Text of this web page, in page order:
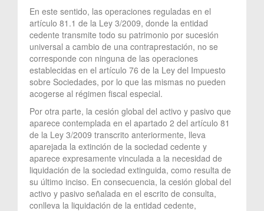
En este sentido, las operaciones reguladas en el
artículo 81.1 de la Ley 3/2009, donde la entidad
cedente transmite todo su patrimonio por sucesión
universal a cambio de una contraprestación, no se
corresponde con ninguna de las operaciones
establecidas en el artículo 76 de la Ley del Impuesto
sobre Sociedades, por lo que las mismas no pueden
acogerse al régimen fiscal especial.
Por otra parte, la cesión global del activo y pasivo que
aparece contemplada en el apartado 2 del artículo 81
de la Ley 3/2009 transcrito anteriormente, lleva
aparejada la extinción de la sociedad cedente y
aparece expresamente vinculada a la necesidad de
liquidación de la sociedad extinguida, como resulta de
su último inciso. En consecuencia, la cesión global del
activo y pasivo señalada en el escrito de consulta,
conlleva la liquidación de la entidad cedente,